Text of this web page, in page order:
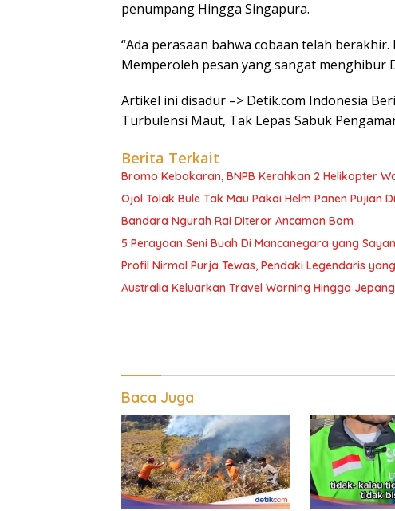
penumpang Hingga Singapura.
“Ada perasaan bahwa cobaan telah
Memperoleh pesan yang sangat menghibur
Artikel ini disadur –> Detik.com Indonesia
Turbulensi Maut, Tak Lepas Sabuk
Berita Terkait
Bromo Kebakaran, BNPB Kerahkan 2 Helikopter
Ojol Tolak Bule Tak Mau Pakai Helm Panen Pujian
Bandara Ngurah Rai Diteror Ancaman Bom
5 Perayaan Seni Buah Di Mancanegara yang
Profil Nirmal Purja Tewas, Pendaki Legendaris
Australia Keluarkan Travel Warning Hingga
Baca Juga